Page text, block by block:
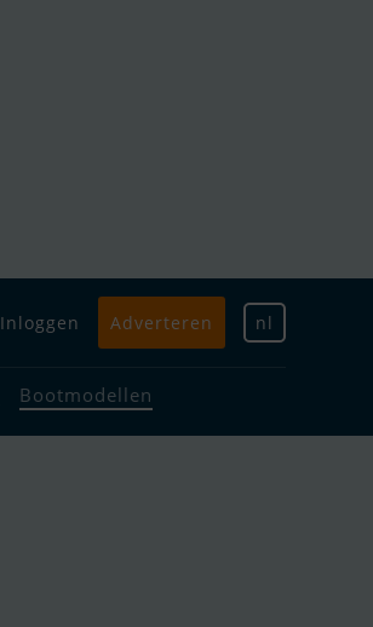
Inloggen Adverteren nl
Bootmodellen